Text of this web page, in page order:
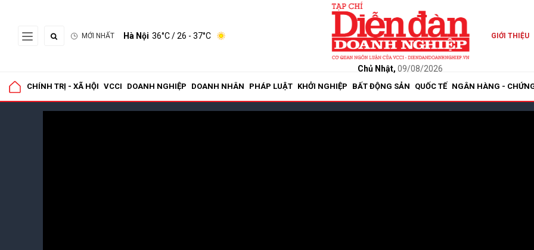
MỚI NHẤT Hà Nội 36°C/ 26 - 37°C
Chủ Nhật, 09/08/2026
GIỚI THIỆU
CHÍNH TRỊ - XÃ HỘI VCCI DOANH NGHIỆP DOANH NHÂN PHÁP LUẬT KHỞI NGHIỆP BẤT ĐỘNG SẢN QUỐC TẾ NGÂN HÀNG -